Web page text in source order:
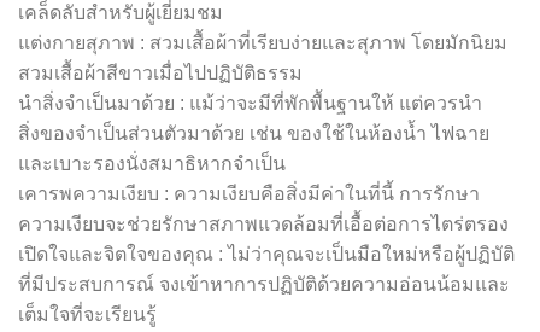
เคล็ดลับสำหรับผู้เยี่ยมชม
แต่งกายสุภาพ : สวมเสื้อผ้าที่เรียบง่ายและสุภาพ โดยมักนิยม
สวมเสื้อผ้าสีขาวเมื่อไปปฏิบัติธรรม
นำสิ่งจำเป็นมาด้วย : แม้ว่าจะมีที่พักพื้นฐานให้ แต่ควรนำ
สิ่งของจำเป็นส่วนตัวมาด้วย เช่น ของใช้ในห้องน้ำ ไฟฉาย
และเบาะรองนั่งสมาธิหากจำเป็น
เคารพความเงียบ : ความเงียบคือสิ่งมีค่าในที่นี้ การรักษา
ความเงียบจะช่วยรักษาสภาพแวดล้อมที่เอื้อต่อการไตร่ตรอง
เปิดใจและจิตใจของคุณ : ไม่ว่าคุณจะเป็นมือใหม่หรือผู้ปฏิบัติ
ที่มีประสบการณ์ จงเข้าหาการปฏิบัติด้วยความอ่อนน้อมและ
เต็มใจที่จะเรียนรู้